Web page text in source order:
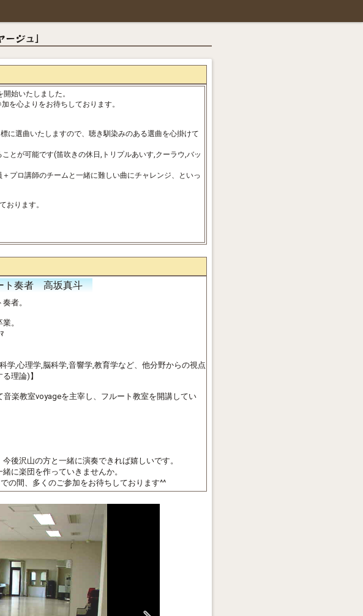
ジュ」
始いたしました。
を心よりをお待ちしております。
に選曲いたしますので、聴き馴染みのある選曲を心掛けて
とが可能です(笛吹きの休日,トリプルあいす,クーラウ,バッ
プロ講師のチームと一緒に難しい曲にチャレンジ、といっ
おります。
ト奏者 高坂真斗
者。
。
学,心理学,脳科学,音響学,教育学など、他分野からの視点
理論)】
楽教室voyageを主宰し、フルート教室を開講してい
後沢山の方と一緒に演奏できれば嬉しいです。
に楽団を作っていきませんか。
の間、多くのご参加をお待ちしております^^